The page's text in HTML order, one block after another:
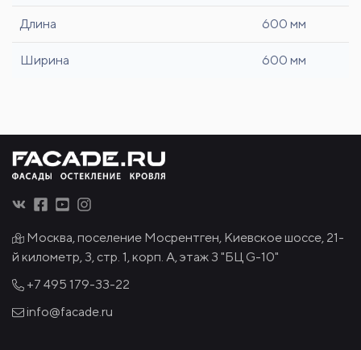
Длина 600 мм
Ширина 600 мм
Москва, поселение Мосрентген, Киевское шоссе, 21-
й километр, 3, стр. 1, корп. А, этаж 3 "БЦ G-10"
+7 495 179-33-22
info@facade.ru